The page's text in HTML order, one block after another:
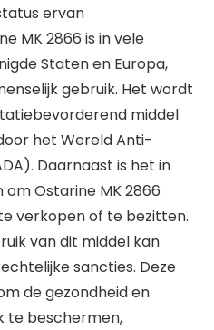
ervan
MK 2866 is in vele
Staten en Europa,
gebruik. Het wordt
middel
het Wereld Anti-
Daarnaast is het in
Ostarine MK 2866
verkopen of te bezitten.
van dit middel kan
sancties. Deze
de gezondheid en
te beschermen,